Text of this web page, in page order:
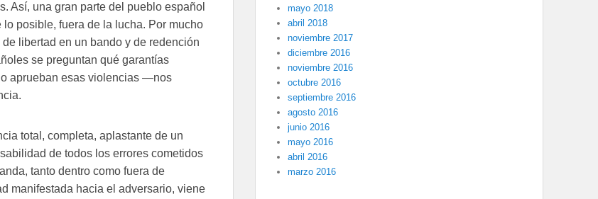
Así, una gran parte del pueblo español
posible, fuera de la lucha. Por mucho
libertad en un bando y de redención
se preguntan qué garantías
aprueban esas violencias —nos
total, completa, aplastante de un
de todos los errores cometidos
tanto dentro como fuera de
manifestada hacia el adversario, viene
mayo 2018
abril 2018
noviembre 2017
diciembre 2016
noviembre 2016
octubre 2016
septiembre 2016
agosto 2016
junio 2016
mayo 2016
abril 2016
marzo 2016